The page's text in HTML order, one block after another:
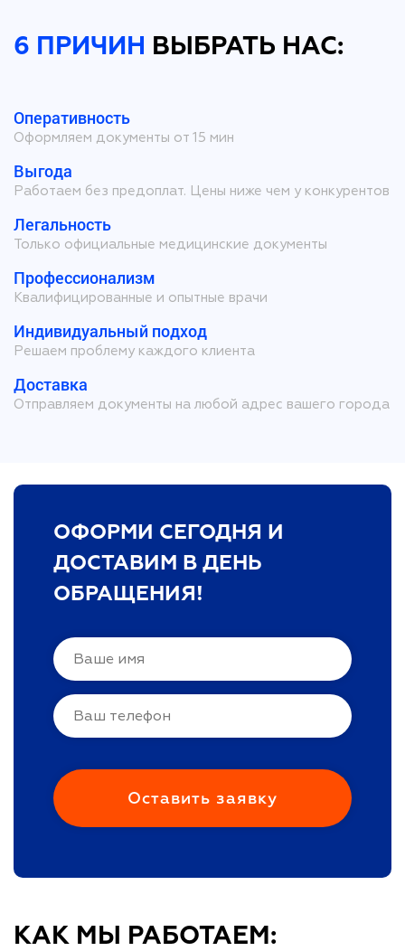
6 ПРИЧИН ВЫБРАТЬ НАС:
Оперативность
Оформляем документы от 15 мин
Выгода
Работаем без предоплат. Цены ниже чем у конкурентов
Легальность
Только официальные медицинские документы
Профессионализм
Квалифицированные и опытные врачи
Индивидуальный подход
Решаем проблему каждого клиента
Доставка
Отправляем документы на любой адрес вашего города
ОФОРМИ СЕГОДНЯ И
ДОСТАВИМ В ДЕНЬ
ОБРАЩЕНИЯ!
КАК МЫ РАБОТАЕМ: